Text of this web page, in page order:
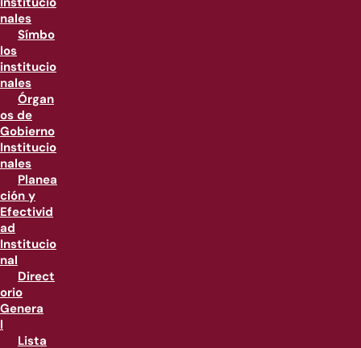
nales
Símbo
los
institucio
nales
Órgan
os de
Gobierno
Institucio
nales
Planea
ción y
Efectivid
ad
Institucio
nal
Direct
orio
Genera
l
Lista